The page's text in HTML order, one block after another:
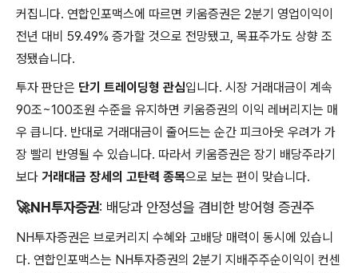
커집니다. 연합인포맥스에 따르면 키움증권은 2분기 영업이익이
전년 대비 59.49% 증가할 것으로 전망됐고, 목표주가도 상향 조
정됐습니다.
투자 판단은 단기 트레이딩형 관심입니다. 시장 거래대금이 계속
90조~100조원 수준을 유지하면 키움증권의 이익 레버리지는 매
우 큽니다. 반대로 거래대금이 줄어드는 순간 피크아웃 우려가 가
장 빨리 반영될 수 있습니다. 따라서 키움증권은 장기 배당주라기
보다 거래대금 장세의 고탄력 종목으로 보는 편이 맞습니다.
🚀NH투자증권: 배당과 안정성을 겸비한 방어형 증권주
NH투자증권은 브로커리지 수혜와 고배당 매력이 동시에 있습니
다. 연합인포맥스는 NH투자증권의 2분기 지배주주순이익이 컨센